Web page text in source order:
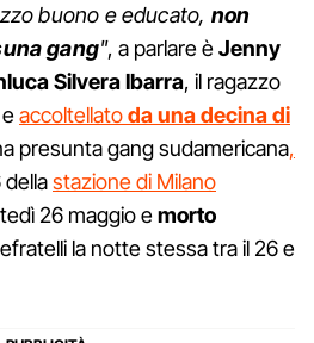
buono e educato, non
gang", a parlare èJenny
Silvera Ibarra, il ragazzo
accoltellatoda una decina di
presunta gang sudamericana,
dellastazione di Milano
26 maggio emorto
la notte stessa tra il 26 e